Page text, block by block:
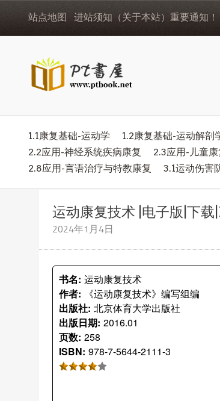
站点地图 进站须知（关于本站）重要通知！
1.1康复基础-运动学 1.2康复基础-运动解剖
2.2应用-神经系统疾病康复
2.3应用-儿童康
2.8应用-言语治疗与特教康复
3.1运动伤害
运动康复技术 |电子版|下载
2024年1月4日
书名: 运动康复技术
作者:
《运动康复技术》编写组编
出版社: 北京体育大学出版社
出版日期: 2016.01
页数: 258
ISBN: 978-7-5644-2111-3